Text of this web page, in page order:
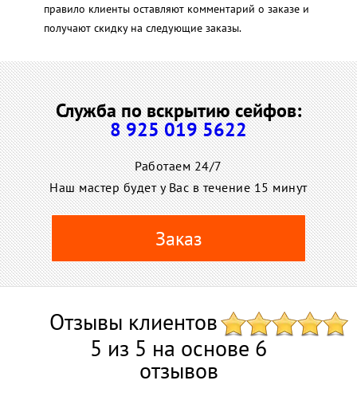
правило клиенты оставляют комментарий о заказе и
получают скидку на следующие заказы.
Служба по вскрытию сейфов:
8 925 019 5622
Работаем 24/7
Наш мастер будет у Вас в течение 15 минут
Заказ
Отзывы клиентов
5 из 5 на основе 6
отзывов